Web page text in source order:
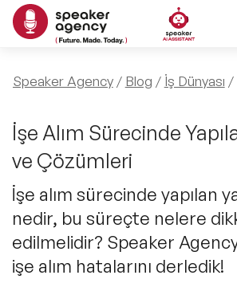
KONUŞMACILAR
Yerel Konuşmacılar
Global Konuşmacılar
Exclusive Konuşmacılar
Tüm Konuşmacılar
KONULAR
Öne Çıkan Konular
Exclusive Konuşmacılarımız
Ünlü Konuşmacılar
ÇÖZÜMLER
Keynote & Konuşma
Master Class Workshop
INFLUENCER
HAKKIMIZDA
Speaker Agency Blog İş Dünyası
İşe Alım Sürecinde
ve Çözümleri
İşe alım sürecinde yapılan
nedir, bu süreçte nelere
edilmelidir? Speaker
işe alım hatalarını derledik!